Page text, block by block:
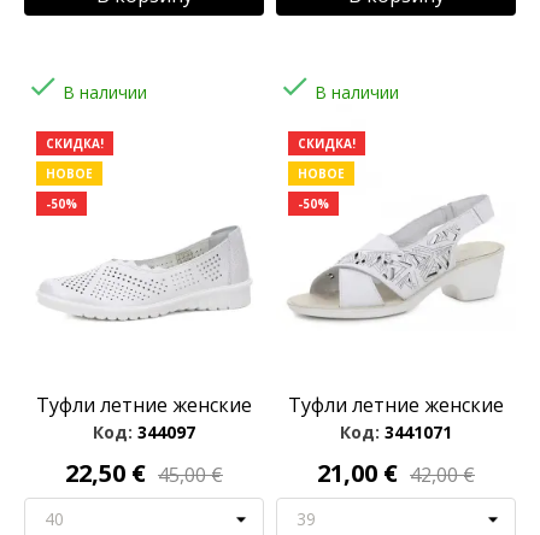
 В наличии
СКИДКА!
НОВОЕ
-50%
Туфли летние женские
Код: 344097
22,50 € 45,00 €
 В наличии
СКИДКА!
НОВОЕ
-50%
Туфли летние женские
Код: 3441071
21,00 € 42,00 €